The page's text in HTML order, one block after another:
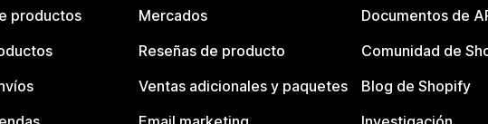
productos
Mercados
Reseñas de producto
Ventas adicionales y paquetes
Documentos de
Comunidad de
Blog de Shopify